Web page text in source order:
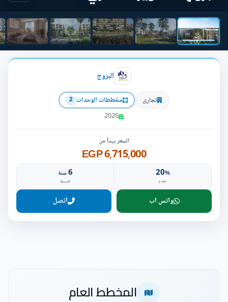
البروج
تجارى مخططات الوحدات 2
2026
السعر يبدأ من
6,715,000 EGP
20%
مقدم
6سنة
تقسيط
واتس اب اتصل
المخطط العام